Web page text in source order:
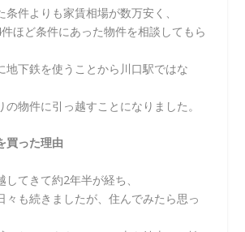
件よりも家賃相場が数万安く、
ほど条件にあった物件を相談してもら
地下鉄を使うことから川口駅ではな
の物件に引っ越すことになりました。
買った理由
してきて約2年半が経ち、
々も続きましたが、住んでみたら思っ